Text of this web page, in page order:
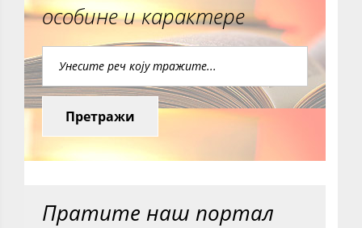
особине и карактере
Претражи
Пратите наш портал